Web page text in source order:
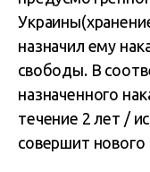
назначил ему
свободы. В
назначенного
течение 2 лет /
совершит нового